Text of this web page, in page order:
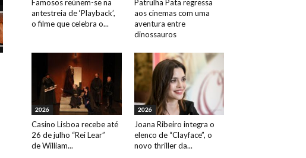
Famosos reúnem-se na
antestreia de ‘Playback’,
o filme que celebra o...
Patrulha Pata regressa
aos cinemas com uma
aventura entre
dinossauros
2026
Casino Lisboa recebe até
26 de julho “Rei Lear”
de William...
2026
Joana Ribeiro integra o
elenco de “Clayface”, o
novo thriller da...